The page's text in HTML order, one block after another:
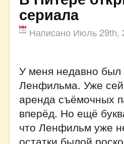
сериала
Написано Июль 29th,
У меня недавно был
Ленфильма. Уже
аренда съёмочных
вперёд. Но ещё
что Ленфильм уже